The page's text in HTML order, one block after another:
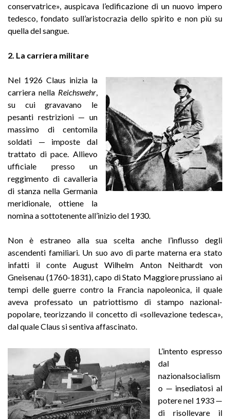
conservatrice», auspicava l’edificazione di un nuovo impero
tedesco, fondato sull’aristocrazia dello spirito e non più su
quella del sangue.
2. La carriera militare
Nel 1926 Claus inizia la
carriera nella Reichswehr
su cui gravavano le
pesanti restrizioni — un
massimo di centomila
soldati — imposte dal
trattato di pace. Allievo
ufficiale presso un
reggimento di cavalleria
di stanza nella Germania
meridionale, ottiene la
nomina a sottotenente all’inizio del 1930.
Non è estraneo alla sua scelta anche l’influsso degli
ascendenti familiari. Un suo avo di parte materna era stato
infatti il conte August Wilhelm Anton Neithardt von
Gneisenau (1760-1831), capo di Stato Maggiore prussiano ai
tempi delle guerre contro la Francia napoleonica, il quale
aveva professato un patriottismo di stampo nazional-
popolare, teorizzando il concetto di «sollevazione tedesca»,
dal quale Claus si sentiva affascinato.
L’intento espresso
dal
nazionalsocialism
o — insediatosi al
potere nel 1933 —
di risollevare il